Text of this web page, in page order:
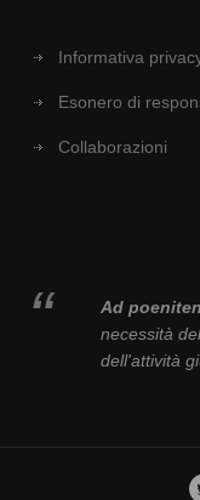
Informativa
Esonero di
Collaborazioni
Ad
necessità
dell'attività